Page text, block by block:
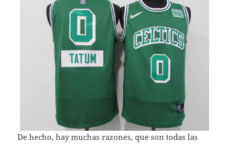
De hecho, hay muchas razones, que son todas las